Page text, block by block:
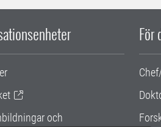
och
För